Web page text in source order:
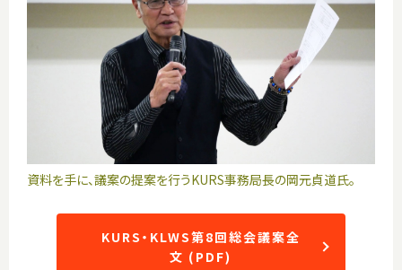
資料を手に、議案の提案を行うKURS事務局長の岡元貞道氏。
KURS・KLWS第8回総会議案全
文 (PDF)